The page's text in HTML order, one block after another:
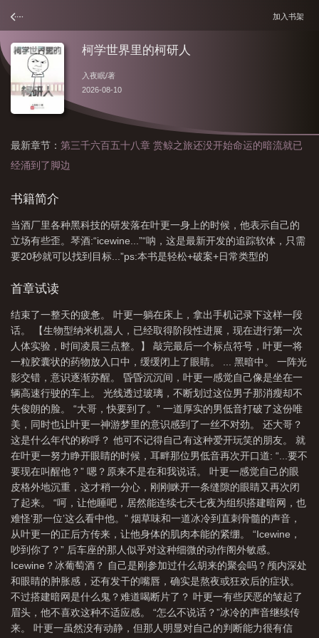
加入书架
柯学世界里的柯研人
入夜眠/著
2026-08-10
最新章节： 第三千六百五十八章 赏鲸之旅还没开始命运的暗流就已
经涌到了脚边
空 柯学世界里的柯研人 第3434章
学世界里的柯研人清水丽子 柯学世界里的柯研人讲了什么 柯学世界里的柯研人
114中文 柯学世界里的柯研人 目录共1912章 柯学世界里的柯研人有没有女
世界里的柯研人百度百科
的柯研人贝克街是哪章 柯学世界里的柯研人帮高木 柯学世界里的柯研人观影
体 柯学世界里的柯研人员 柯学世界里的柯研人里为什么说主角原身喜欢明
美? 柯学世界里的柯研人书评 柯学世界里的柯研人百度 柯学世界里的柯研
人最新章节目录 脸盲的我怎么成了名侦探? 柯学世界里的柯研人吧读者评
价 柯学世界里的柯研人女主是谁 柯学世界里的柯研人女主角 柯学世界里的
柯研人—入夜眠 柯学世界里的柯研人 女主是谁 柯学世界里的柯研人 好看
吗 柯学世界里的柯研人观影体整理 柯学世界里的柯研人biqu 柯学世界里的
柯研人剧透 柯学世界里的柯研人TXT 柯学世界里的柯研人免费阅读 名柯众
人看中国警察的观影体 柯学世界里的柯研人给琴酒挡枪 柯学世界里的柯研人晋
介 柯学世界里的柯研人网友评价 柯学世界里的柯研人 高清视频 在线观
看 柯学世界里的柯研人蚂蚁 柯学世界里的柯研人平评价 柯学世界里的柯研
人在线阅读 柯学世界里的柯研人 免费 柯学世界里的柯研人佐藤警官和百鸟警
官约会 柯学世界里的柯研人类似的 柯学世界里的柯研人 第3448章 柯学世
界里的柯研人TXT百度 柯学世界里的柯研人剧情 柯研世界里的柯研人 柯学
世界里的柯研人有女主吗 柯学世界里的柯研人主角是黑方 柯学世界里的柯研
书籍简介
当酒厂里各种黑科技的研发落在叶更一身上的时候，他表示自己的
立场有些歪。琴酒:“icewine...”“呐，这是最新开发的追踪软体，只需
要20秒就可以找到目标...”ps:本书是轻松+破案+日常类型的
首章试读
结束了一整天的疲惫。 叶更一躺在床上，拿出手机记录下这样一段
话。 【生物型纳米机器人，已经取得阶段性进展，现在进行第一次
人体实验，时间凌晨三点整。】 敲完最后一个标点符号，叶更一将
一粒胶囊状的药物放入口中，缓缓闭上了眼睛。 ... 黑暗中。 一阵光
影交错，意识逐渐苏醒。 昏昏沉沉间，叶更一感觉自己像是坐在一
辆高速行驶的车上。 光线透过玻璃，不断划过这位男子那消瘦却不
失俊朗的脸。 “大哥，快要到了。” 一道厚实的男低音打破了这份唯
美，同时也让叶更一神游梦里的意识感到了一丝不对劲。 还大哥？
这是什么年代的称呼？ 他可不记得自己有这种爱开玩笑的朋友。 就
在叶更一努力睁开眼睛的时候，耳畔那位男低音再次开口道: “...要不
要现在叫醒他？” 嗯？原来不是在和我说话。 叶更一感觉自己的眼
皮格外地沉重，这才稍一分心，刚刚眯开一条缝隙的眼睛又再次闭
了起来。 “呵，让他睡吧，居然能连续七天七夜为组织搭建暗网，也
难怪‘那一位’这么看中他。” 烟草味和一道冰冷到直刺骨髓的声音，
从叶更一的正后方传来，让他身体的肌肉本能的紧绷。 “Icewine，
吵到你了？” 后车座的那人似乎对这种细微的动作阁外敏感。
Icewine？冰葡萄酒？ 自己是刚参加过什么胡来的聚会吗？颅内深处
和眼睛的肿胀感，还有发干的嘴唇，确实是熬夜或狂欢后的症状。
不过搭建暗网是什么鬼？难道喝断片了？ 叶更一有些厌恶的皱起了
眉头，他不喜欢这种不适应感。 “怎么不说话？”冰冷的声音继续传
来。 叶更一虽然没有动静，但那人明显对自己的判断能力很有信